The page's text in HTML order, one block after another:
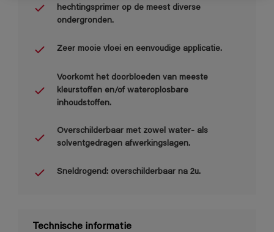
hechtingsprimer op de meest diverse
ondergronden.
Zeer mooie vloei en eenvoudige applicatie.
Voorkomt het doorbloeden van meeste
kleurstoffen en/of wateroplosbare
inhoudstoffen.
Overschilderbaar met zowel water- als
solventgedragen afwerkingslagen.
Sneldrogend: overschilderbaar na 2u.
Technische informatie